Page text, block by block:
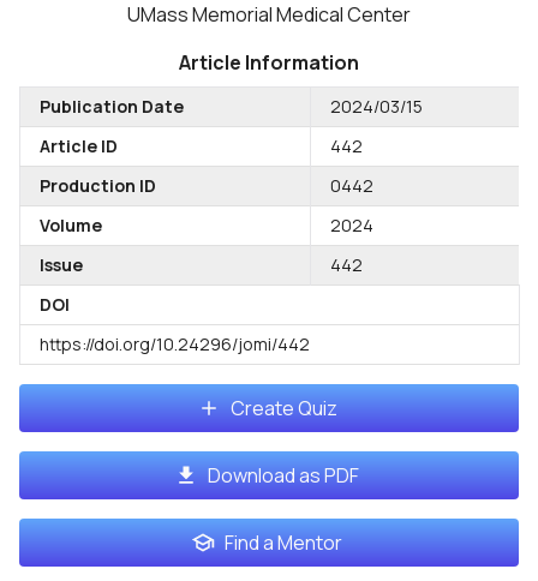
UMass Memorial Medical Center
Article Information
Publication Date
2024/03/15
Article ID
442
Production ID
0442
Volume
2024
Issue
442
DOI
https://doi.org/10.24296/jomi/442
Create Quiz
Download as PDF
Find a Mentor